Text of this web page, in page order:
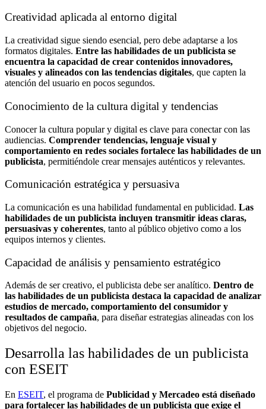
Creatividad aplicada al entorno digital
La creatividad sigue siendo esencial, pero debe adaptarse a los
formatos digitales. Entre las habilidades de un publicista se
encuentra la capacidad de crear contenidos innovadores,
visuales y alineados con las tendencias digitales, que capten la
atención del usuario en pocos segundos.
Conocimiento de la cultura digital y tendencias
Conocer la cultura popular y digital es clave para conectar con las
audiencias. Comprender tendencias, lenguaje visual y
comportamiento en redes sociales fortalece las habilidades de un
publicista, permitiéndole crear mensajes auténticos y relevantes.
Comunicación estratégica y persuasiva
La comunicación es una habilidad fundamental en publicidad. Las
habilidades de un publicista incluyen transmitir ideas claras,
persuasivas y coherentes, tanto al público objetivo como a los
equipos internos y clientes.
Capacidad de análisis y pensamiento estratégico
Además de ser creativo, el publicista debe ser analítico. Dentro de
las habilidades de un publicista destaca la capacidad de analizar
estudios de mercado, comportamiento del consumidor y
resultados de campaña, para diseñar estrategias alineadas con los
objetivos del negocio.
Desarrolla las habilidades de un publicista
con ESEIT
En ESEIT, el programa de Publicidad y Mercadeo está diseñado
para fortalecer las habilidades de un publicista que exige el